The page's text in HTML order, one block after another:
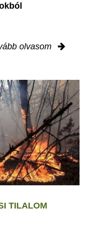
olvasom
TILALOM